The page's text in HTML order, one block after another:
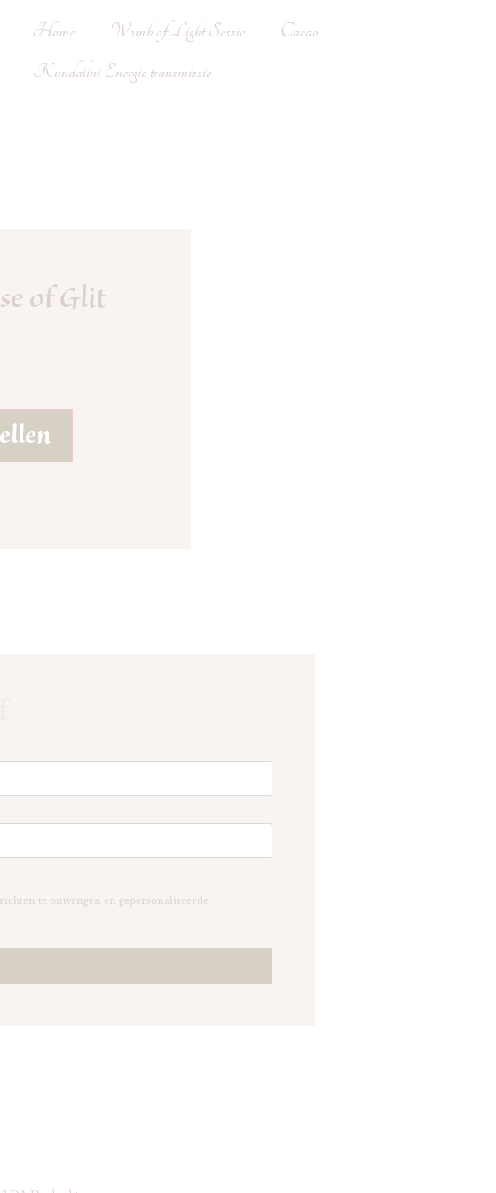
Home Womb of Light Sessie
Cacao
Kundalini Energie transmissie
of Glit
te ontvangen en gepersonaliseerde